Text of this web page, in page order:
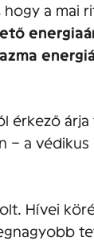
a mai
érkező
– a védikus
Hívei